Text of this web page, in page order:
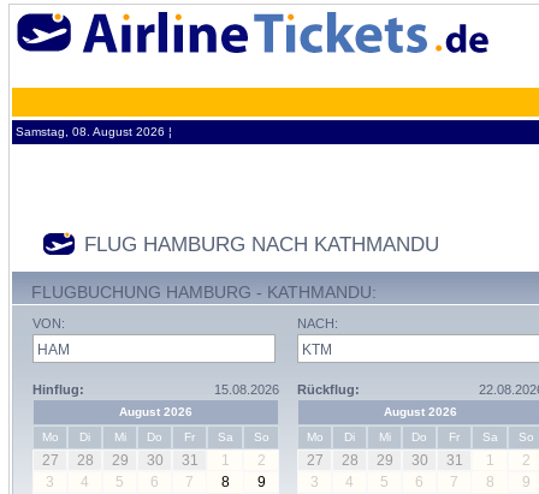
Samstag, 08. August 2026 ¦
FLUG HAMBURG NACH KATHMANDU
FLUGBUCHUNG HAMBURG - KATHMANDU:
VON:
Hinflug: 15.08.2026
August 2026
Mo
Di Mi Do Fr Sa So
27 28 29 30 31 1
2
3
4 5 6 7 8
9
NACH:
Rückflug:
August 2026
Mo
Di Mi Do Fr Sa So
27 28 29 30 31 1
2
3
4 5 6 7 8
9